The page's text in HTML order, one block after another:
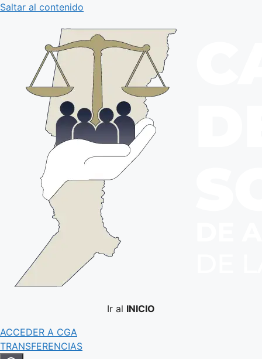
Saltar al contenido
Ir al INICIO
ACCEDER A CGA
TRANSFERENCIAS